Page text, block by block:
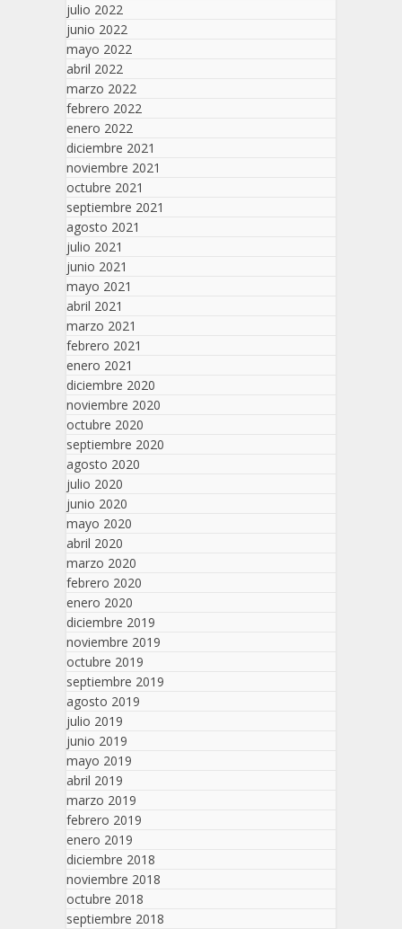
julio 2022
junio 2022
mayo 2022
abril 2022
marzo 2022
febrero 2022
enero 2022
diciembre 2021
noviembre 2021
octubre 2021
septiembre 2021
agosto 2021
julio 2021
junio 2021
mayo 2021
abril 2021
marzo 2021
febrero 2021
enero 2021
diciembre 2020
noviembre 2020
octubre 2020
septiembre 2020
agosto 2020
julio 2020
junio 2020
mayo 2020
abril 2020
marzo 2020
febrero 2020
enero 2020
diciembre 2019
noviembre 2019
octubre 2019
septiembre 2019
agosto 2019
julio 2019
junio 2019
mayo 2019
abril 2019
marzo 2019
febrero 2019
enero 2019
diciembre 2018
noviembre 2018
octubre 2018
septiembre 2018